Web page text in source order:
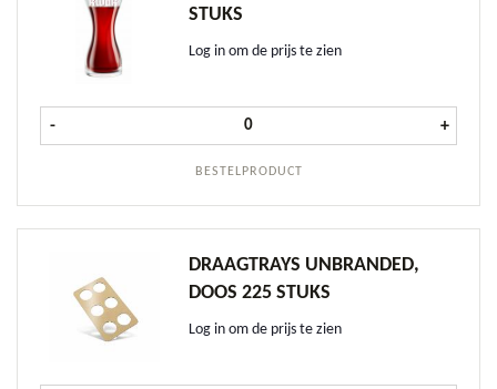
STUKS
Log in om de prijs te zien
BESTELPRODUCT
- Kwak 25 cl glas, doos 6 stuks aantal
+
DRAAGTRAYS UNBRANDED,
DOOS 225 STUKS
Log in om de prijs te zien